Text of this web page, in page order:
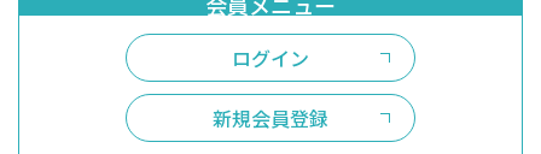
ログイン
新規会員登録